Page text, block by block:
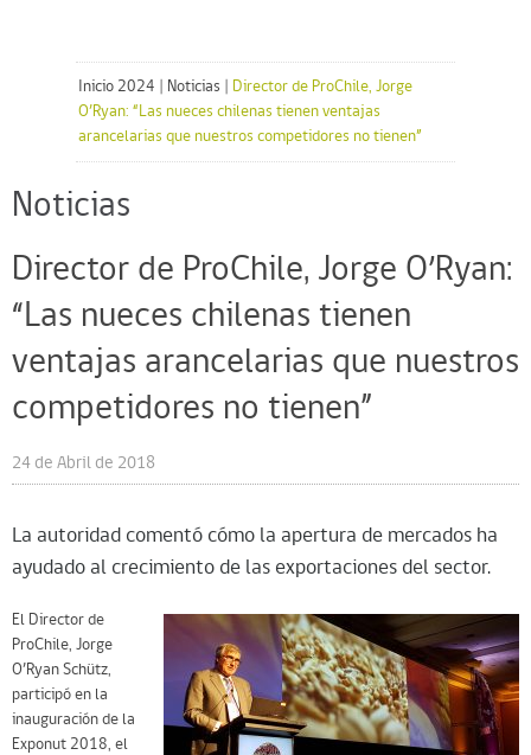
Inicio 2024 Noticias
Director de ProChile, Jorge
O’Ryan: “Las nueces chilenas tienen ventajas
arancelarias que nuestros competidores no tienen”
Noticias
Director de ProChile, Jorge O’Ryan:
“Las nueces chilenas tienen
ventajas arancelarias que nuestros
competidores no tienen”
24 de Abril de 2018
La autoridad comentó cómo la apertura de mercados ha
ayudado al crecimiento de las exportaciones del sector.
El Director de
ProChile, Jorge
O’Ryan Schütz,
participó en la
inauguración de la
Exponut 2018, el